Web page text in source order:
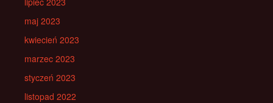
maj 2023
kwiecień 2023
marzec 2023
styczeń 2023
listopad 2022